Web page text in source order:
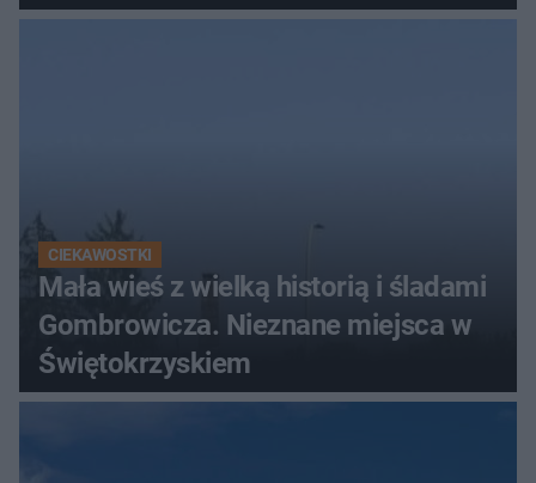
Świętokrzyskich
CIEKAWOSTKI
Mała wieś z wielką historią i śladami
Gombrowicza. Nieznane miejsca w
Świętokrzyskiem